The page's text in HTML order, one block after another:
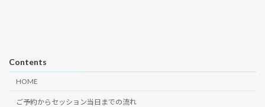
Contents
HOME
ご予約からセッション当日までの流れ